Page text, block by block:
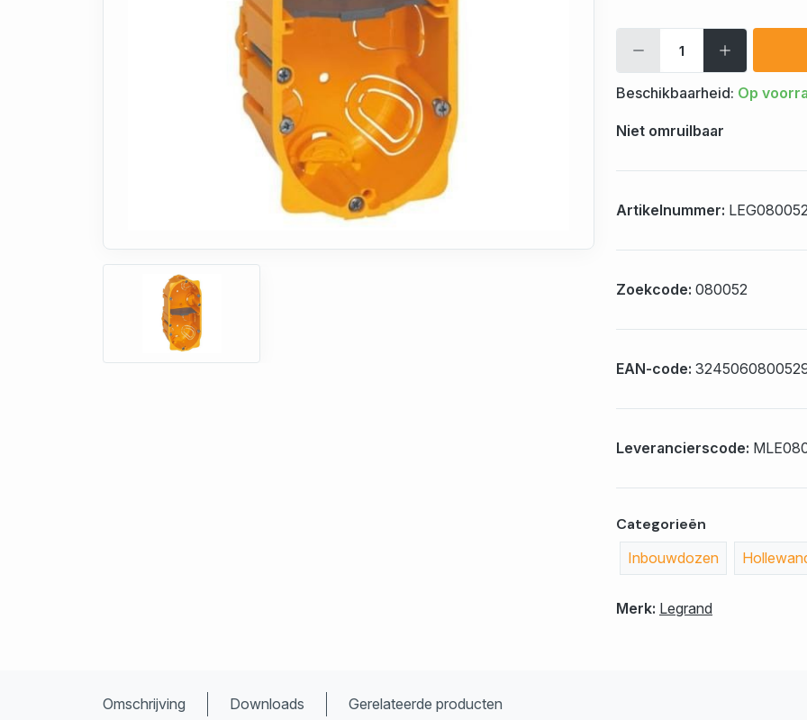
Beschikbaarheid: Op
Niet omruilbaar
Artikelnummer: LEG080052
Zoekcode: 080052
EAN-code:
Leverancierscode:
Categorieën
Inbouwdozen
Merk: Legrand
Omschrijving Downloads Gerelateerde producten